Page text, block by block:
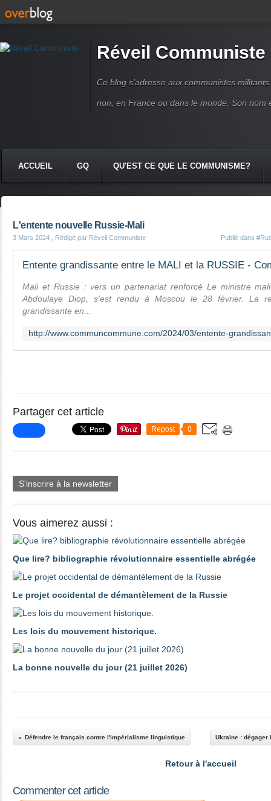
Réveil Communiste
Ce blog s'adresse aux communistes
non, en France ou dans le monde. Son nom
ACCUEIL GQ QU'EST CE QUE LE COMMUNISME?
L'entente nouvelle Russie-Mali
3 Mars 2024 , Rédigé par Réveil Communiste Publié dans
Mali et Russie : vers un partenariat renforcé Le ministre
Abdoulaye Diop, s'est rendu à Moscou le 28 février. La
grandissante en...
Partager cet article
Repost 0
S'inscrire à la newsletter
Vous aimerez aussi :
Que lire? bibliographie révolutionnaire essentielle abrégée
Le projet occidental de démantèlement de la Russie
Les lois du mouvement historique.
La bonne nouvelle du jour (21 juillet 2026)
Défendre le français contre l'impérialisme linguistique Ukraine : dégager
Retour à l'accueil
Commenter cet article